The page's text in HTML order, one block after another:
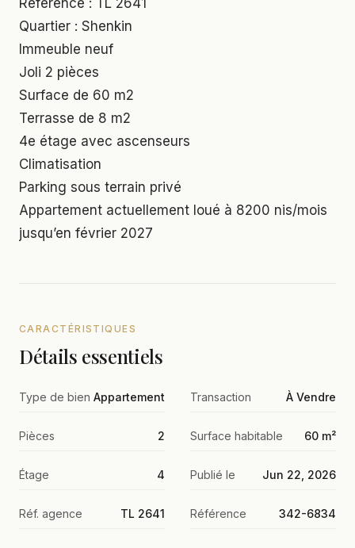
Référence : TL 2641
Quartier : Shenkin
Immeuble neuf
Joli 2 pièces
Surface de 60 m2
Terrasse de 8 m2
4e étage avec ascenseurs
Climatisation
Parking sous terrain privé
Appartement actuellement loué à 8200 nis/mois
jusqu’en février 2027
CARACTÉRISTIQUES
Détails essentiels
Type de bien Appartement Transaction À Vendre
Pièces 2 Surface habitable 60 m²
Étage 4 Publié le Jun 22, 2026
Réf. agence TL 2641 Référence 342-6834